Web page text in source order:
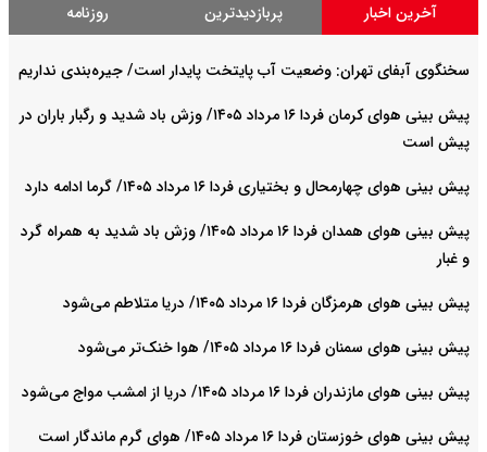
آخرین اخبار پربازدیدترین روزنامه
سخنگوی آبفای تهران: وضعیت آب پایتخت پایدار است/ جیره‌بندی نداریم
پیش بینی هوای کرمان فردا ۱۶ مرداد ۱۴۰۵/ وزش باد شدید و رگبار باران در
پیش است
پیش بینی هوای چهارمحال و بختیاری فردا ۱۶ مرداد ۱۴۰۵/ گرما ادامه دارد
پیش بینی هوای همدان فردا ۱۶ مرداد ۱۴۰۵/ وزش باد شدید به همراه گرد
و غبار
پیش بینی هوای هرمزگان فردا ۱۶ مرداد ۱۴۰۵/ دریا متلاطم می‌شود
پیش بینی هوای سمنان فردا ۱۶ مرداد ۱۴۰۵/ هوا خنک‌تر می‌شود
پیش بینی هوای مازندران فردا ۱۶ مرداد ۱۴۰۵/ دریا از امشب مواج می‌شود
پیش بینی هوای خوزستان فردا ۱۶ مرداد ۱۴۰۵/ هوای گرم ماندگار است